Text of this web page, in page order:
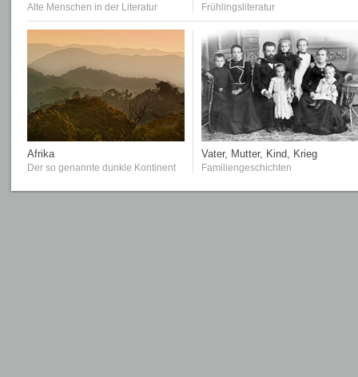
Alte Menschen in der Literatur Frühlingsliteratur
Afrika
Der so genannte dunkle Kontinent
Vater, Mutter, Kind, Krieg
Familiengeschichten